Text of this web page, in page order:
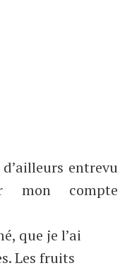
entrevu
mon compte
que je l’ai
Les fruits